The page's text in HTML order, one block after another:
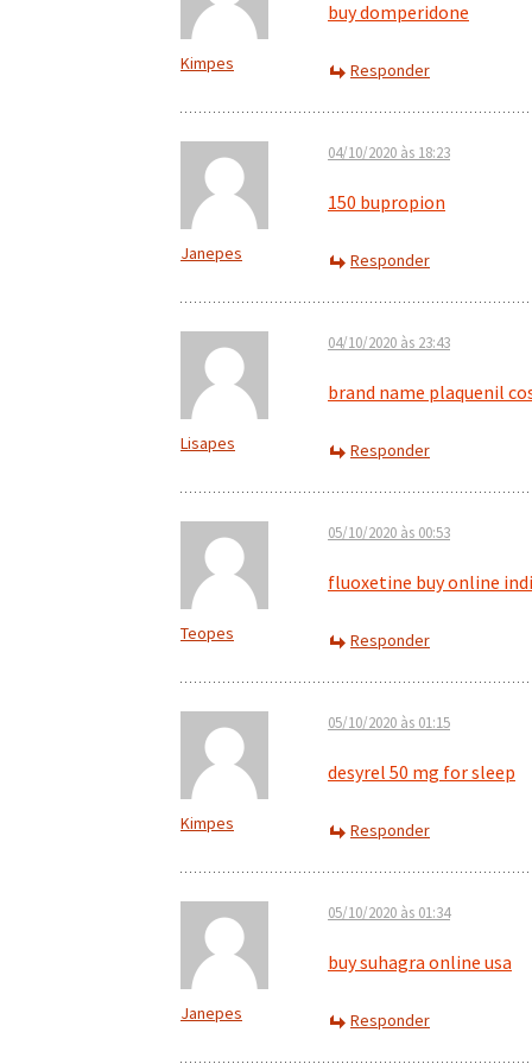
Kimpes
buy domperidone
Responder
Janepes
04/10/2020 às 18:23
150 bupropion
Responder
Lisapes
04/10/2020 às 23:43
brand name plaquenil
Responder
Teopes
05/10/2020 às 00:53
fluoxetine buy online
Responder
Kimpes
05/10/2020 às 01:15
desyrel 50 mg for sleep
Responder
Janepes
05/10/2020 às 01:34
buy suhagra online usa
Responder